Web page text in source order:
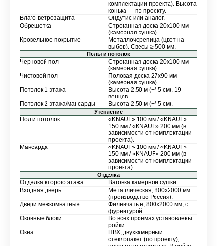
комплектации проекта). Высота
конька — по проекту.
Влаго-ветрозащита Ондутис или аналог.
Обрешетка
Строганная доска 20х100 мм
(камерная сушка).
Кровельное покрытие
Металлочерепица (цвет на
выбор). Свесы ≥ 500 мм.
Полы и потолок
Черновой пол
Строганная доска 20х100 мм
(камерная сушка).
Чистовой пол
Половая доска 27х90 мм
(камерная сушка).
Потолок 1 этажа
Высота 2.50 м (+/-5 см). 19
венцов.
Потолок 2 этажа/мансарды
Высота 2.50 м (+/-5 см).
Утепление
Пол и потолок
«KNAUF» 100 мм / «KNAUF»
150 мм / «KNAUF» 200 мм (в
зависимости от комплектации
проекта).
Мансарда
«KNAUF» 100 мм / «KNAUF»
150 мм / «KNAUF» 200 мм (в
зависимости от комплектации
проекта).
Отделка
Отделка второго этажа Вагонка камерной сушки.
Входная дверь
Металлическая, 800х2000 мм
(производство Россия).
Двери межкомнатные
Филенчатые, 800х2000 мм, с
фурнитурой.
Оконные блоки
Во всех проемах установлены
ройки.
Окна
ПВХ, двухкамерный
стеклопакет (по проекту),